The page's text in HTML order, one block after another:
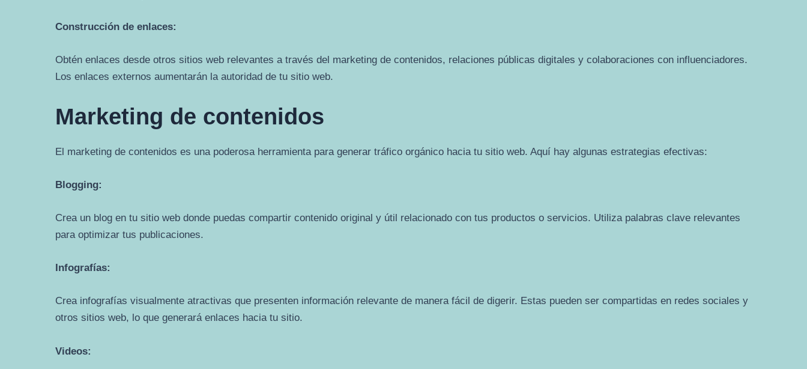
Construcción de enlaces:
Obtén enlaces desde otros sitios web relevantes a través del marketing de contenidos, relaciones públicas digitales y colaboraciones con influenciadores.
Los enlaces externos aumentarán la autoridad de tu sitio web.
Marketing de contenidos
El marketing de contenidos es una poderosa herramienta para generar tráfico orgánico hacia tu sitio web. Aquí hay algunas estrategias efectivas:
Blogging:
Crea un blog en tu sitio web donde puedas compartir contenido original y útil relacionado con tus productos o servicios. Utiliza palabras clave relevantes
para optimizar tus publicaciones.
Infografías:
Crea infografías visualmente atractivas que presenten información relevante de manera fácil de digerir. Estas pueden ser compartidas en redes sociales y
otros sitios web, lo que generará enlaces hacia tu sitio.
Videos: